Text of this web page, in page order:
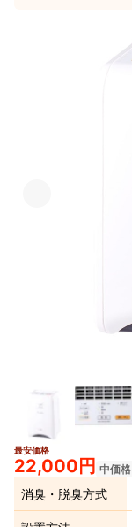
最安価格
22,000円 中価格
消臭・脱臭方式